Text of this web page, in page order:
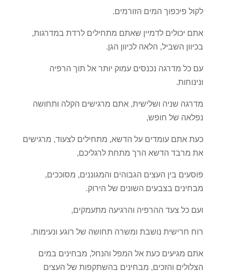
לקול פיכפוך המים הזורמים.
אתם יכולים לדמיין שאתם מתחילים לרדת במדרגות,
בכיוון השביל, הלאה לכיוון הגן.
עם כל מדרגה נכנסים עמוק יותר אל תוך הרפיה
ונינוחות.
מדרגה שניה ושלישית, אתם מרגישים הקלה ותחושה
נפלאה של חופש,
כעת אתם עומדים על הדשא, מתחילים לצעוד, מרגישים
את מרבד הדשא הרך מתחת לרגליכם,
פוסעים בין העצים הגבוהים והמגוננים, מסוככים,
מבחינים בצבעים השונים של הירוק.
ועם כל צעד ההרפיה והרגיעה מתעמקים,
רוח חרישית נושבת ומשרה תחושה של רוגע ונעימות.
אתם מגיעים כעת אל המפל והנחל, מבחינים במים
הצלולים והזכים, מבחינים בהשתקפות של העצים